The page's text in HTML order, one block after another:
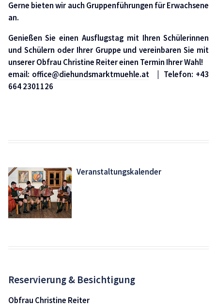
Veranstaltungskalender
Reservierung & Besichtigung
Obfrau Christine Reiter
Gerne bieten wir auch Gruppenführungen für Erwachsene
an.
Genießen Sie einen Ausflugstag mit Ihren Schülerinnen
und Schülern oder Ihrer Gruppe und vereinbaren Sie mit
unserer Obfrau Christine Reiter einen Termin Ihrer Wahl!
email: office@diehundsmarktmuehle.at| Telefon: +43
664 2301126